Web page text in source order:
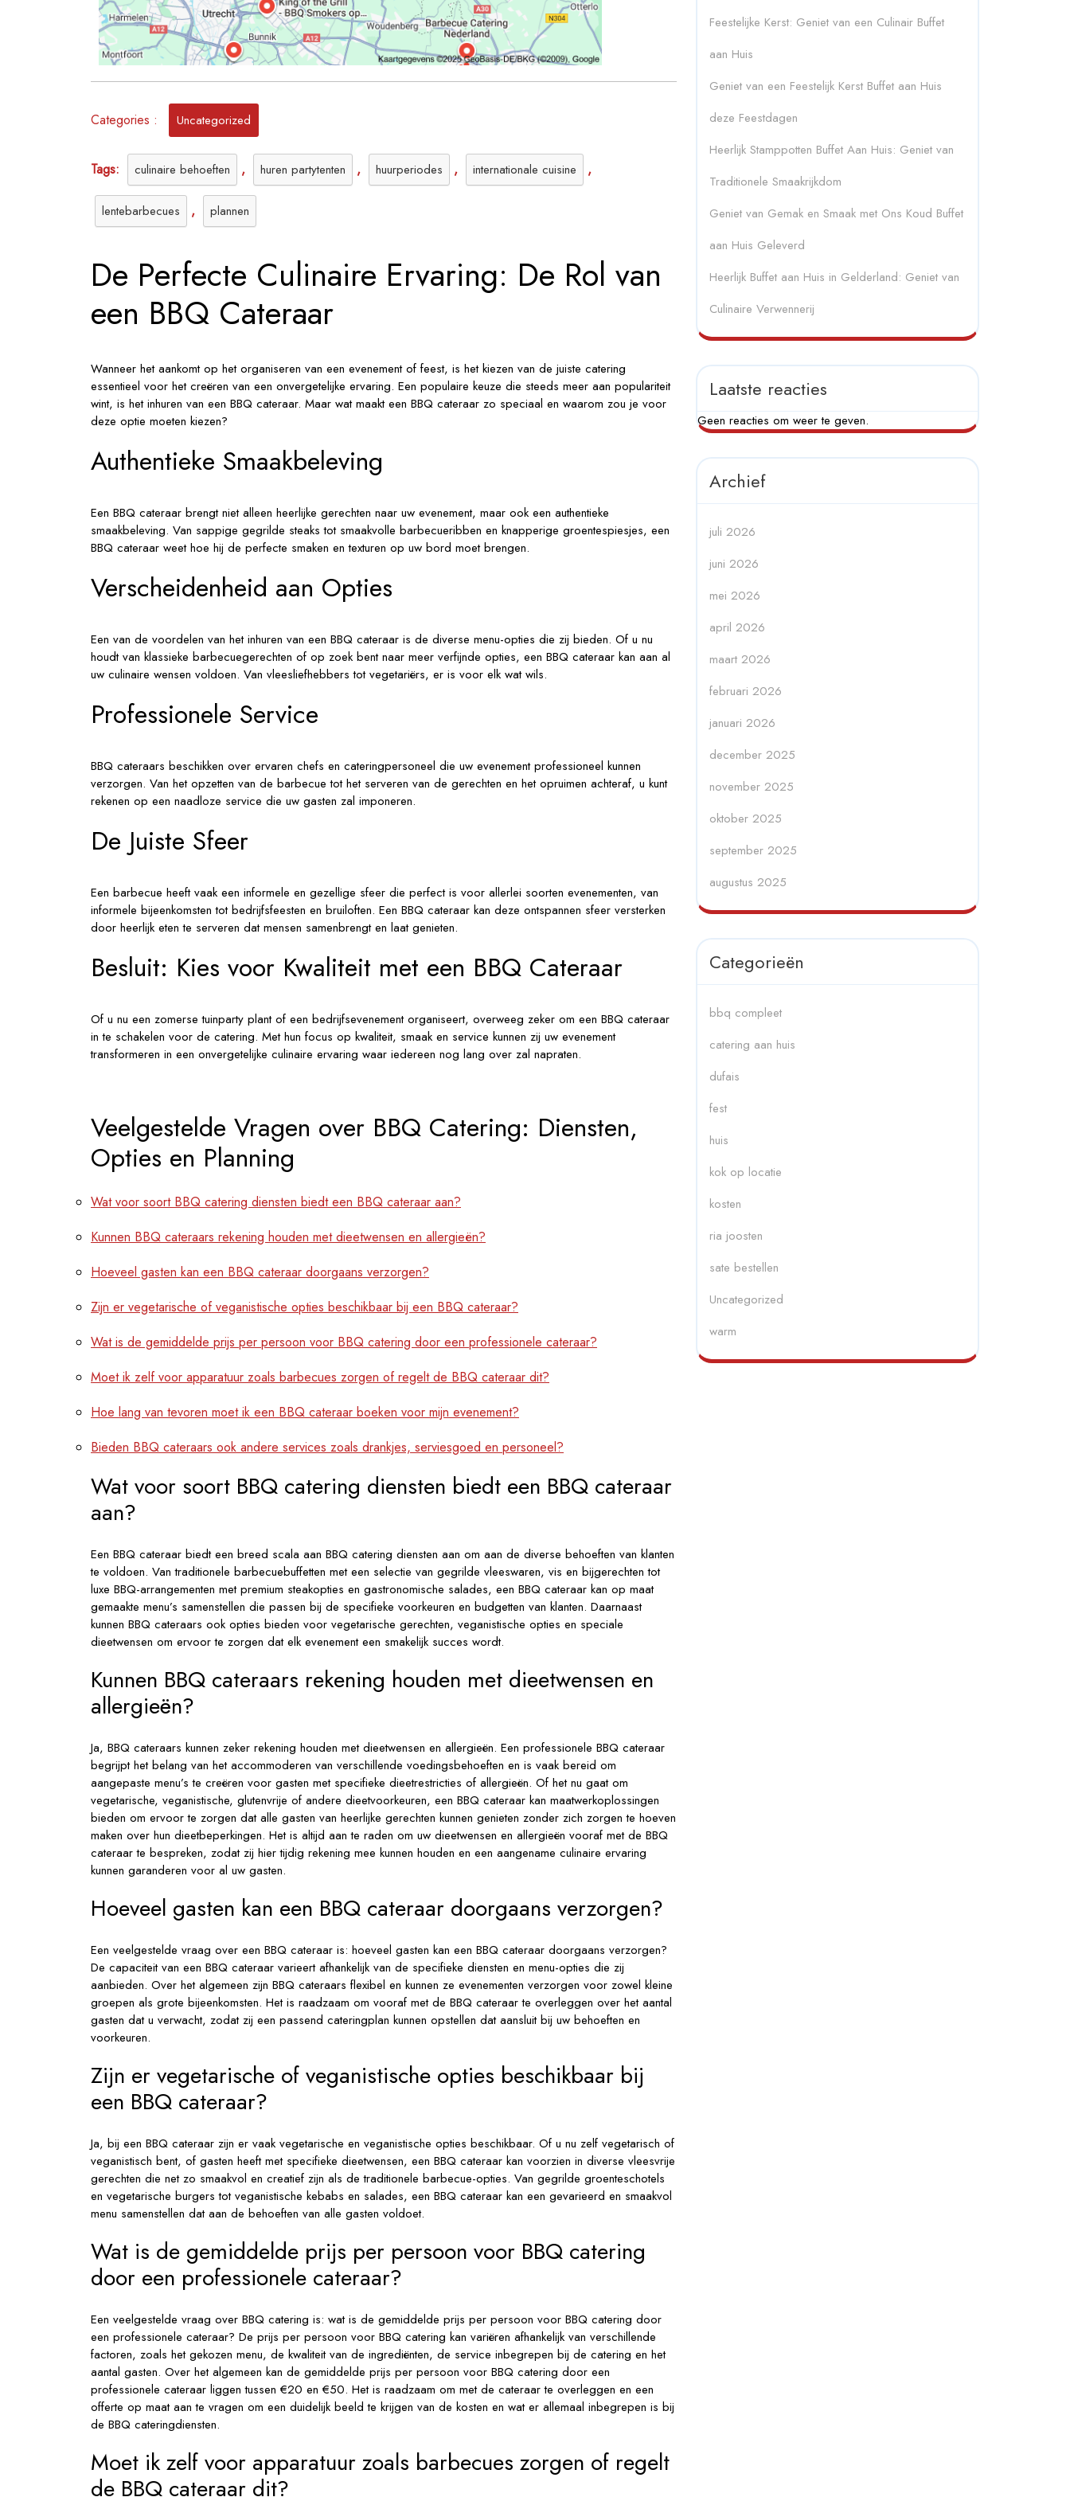
Verwennerij
op
Locatie
Categories : Uncategorized
Tags: culinaire behoeften , huren partytenten , huurperiodes , internationale cuisine ,
lentebarbecues , plannen
De Perfecte Culinaire Ervaring: De Rol van
een BBQ Cateraar
Wanneer het aankomt op het organiseren van een evenement of feest, is het kiezen van de juiste catering
essentieel voor het creëren van een onvergetelijke ervaring. Een populaire keuze die steeds meer aan populariteit
wint, is het inhuren van een BBQ cateraar. Maar wat maakt een BBQ cateraar zo speciaal en waarom zou je voor
deze optie moeten kiezen?
Authentieke Smaakbeleving
Een BBQ cateraar brengt niet alleen heerlijke gerechten naar uw evenement, maar ook een authentieke
smaakbeleving. Van sappige gegrilde steaks tot smaakvolle barbecueribben en knapperige groentespiesjes, een
BBQ cateraar weet hoe hij de perfecte smaken en texturen op uw bord moet brengen.
Verscheidenheid aan Opties
Een van de voordelen van het inhuren van een BBQ cateraar is de diverse menu-opties die zij bieden. Of u nu
houdt van klassieke barbecuegerechten of op zoek bent naar meer verfijnde opties, een BBQ cateraar kan aan al
uw culinaire wensen voldoen. Van vleesliefhebbers tot vegetariërs, er is voor elk wat wils.
Professionele Service
BBQ cateraars beschikken over ervaren chefs en cateringpersoneel die uw evenement professioneel kunnen
verzorgen. Van het opzetten van de barbecue tot het serveren van de gerechten en het opruimen achteraf, u kunt
rekenen op een naadloze service die uw gasten zal imponeren.
De Juiste Sfeer
Een barbecue heeft vaak een informele en gezellige sfeer die perfect is voor allerlei soorten evenementen, van
informele bijeenkomsten tot bedrijfsfeesten en bruiloften. Een BBQ cateraar kan deze ontspannen sfeer versterken
door heerlijk eten te serveren dat mensen samenbrengt en laat genieten.
Besluit: Kies voor Kwaliteit met een BBQ Cateraar
Of u nu een zomerse tuinparty plant of een bedrijfsevenement organiseert, overweeg zeker om een BBQ cateraar
in te schakelen voor de catering. Met hun focus op kwaliteit, smaak en service kunnen zij uw evenement
transformeren in een onvergetelijke culinaire ervaring waar iedereen nog lang over zal napraten.
Veelgestelde Vragen over BBQ Catering: Diensten,
Opties en Planning
Wat voor soort BBQ catering diensten biedt een BBQ cateraar aan?
Kunnen BBQ cateraars rekening houden met dieetwensen en allergieën?
Hoeveel gasten kan een BBQ cateraar doorgaans verzorgen?
Zijn er vegetarische of veganistische opties beschikbaar bij een BBQ cateraar?
Wat is de gemiddelde prijs per persoon voor BBQ catering door een professionele cateraar?
Moet ik zelf voor apparatuur zoals barbecues zorgen of regelt de BBQ cateraar dit?
Hoe lang van tevoren moet ik een BBQ cateraar boeken voor mijn evenement?
Bieden BBQ cateraars ook andere services zoals drankjes, serviesgoed en personeel?
Wat voor soort BBQ catering diensten biedt een BBQ cateraar
aan?
Een BBQ cateraar biedt een breed scala aan BBQ catering diensten aan om aan de diverse behoeften van klanten
te voldoen. Van traditionele barbecuebuffetten met een selectie van gegrilde vleeswaren, vis en bijgerechten tot
luxe BBQ-arrangementen met premium steakopties en gastronomische salades, een BBQ cateraar kan op maat
gemaakte menu’s samenstellen die passen bij de specifieke voorkeuren en budgetten van klanten. Daarnaast
kunnen BBQ cateraars ook opties bieden voor vegetarische gerechten, veganistische opties en speciale
dieetwensen om ervoor te zorgen dat elk evenement een smakelijk succes wordt.
Kunnen BBQ cateraars rekening houden met dieetwensen en
allergieën?
Ja, BBQ cateraars kunnen zeker rekening houden met dieetwensen en allergieën. Een professionele BBQ cateraar
begrijpt het belang van het accommoderen van verschillende voedingsbehoeften en is vaak bereid om
aangepaste menu’s te creëren voor gasten met specifieke dieetrestricties of allergieën. Of het nu gaat om
vegetarische, veganistische, glutenvrije of andere dieetvoorkeuren, een BBQ cateraar kan maatwerkoplossingen
bieden om ervoor te zorgen dat alle gasten van heerlijke gerechten kunnen genieten zonder zich zorgen te hoeven
maken over hun dieetbeperkingen. Het is altijd aan te raden om uw dieetwensen en allergieën vooraf met de BBQ
cateraar te bespreken, zodat zij hier tijdig rekening mee kunnen houden en een aangename culinaire ervaring
kunnen garanderen voor al uw gasten.
Hoeveel gasten kan een BBQ cateraar doorgaans verzorgen?
Een veelgestelde vraag over een BBQ cateraar is: hoeveel gasten kan een BBQ cateraar doorgaans verzorgen?
De capaciteit van een BBQ cateraar varieert afhankelijk van de specifieke diensten en menu-opties die zij
aanbieden. Over het algemeen zijn BBQ cateraars flexibel en kunnen ze evenementen verzorgen voor zowel kleine
groepen als grote bijeenkomsten. Het is raadzaam om vooraf met de BBQ cateraar te overleggen over het aantal
gasten dat u verwacht, zodat zij een passend cateringplan kunnen opstellen dat aansluit bij uw behoeften en
voorkeuren.
Zijn er vegetarische of veganistische opties beschikbaar bij
een BBQ cateraar?
Ja, bij een BBQ cateraar zijn er vaak vegetarische en veganistische opties beschikbaar. Of u nu zelf vegetarisch of
veganistisch bent, of gasten heeft met specifieke dieetwensen, een BBQ cateraar kan voorzien in diverse vleesvrije
gerechten die net zo smaakvol en creatief zijn als de traditionele barbecue-opties. Van gegrilde groenteschotels
en vegetarische burgers tot veganistische kebabs en salades, een BBQ cateraar kan een gevarieerd en smaakvol
menu samenstellen dat aan de behoeften van alle gasten voldoet.
Wat is de gemiddelde prijs per persoon voor BBQ catering
door een professionele cateraar?
Een veelgestelde vraag over BBQ catering is: wat is de gemiddelde prijs per persoon voor BBQ catering door
een professionele cateraar? De prijs per persoon voor BBQ catering kan variëren afhankelijk van verschillende
factoren, zoals het gekozen menu, de kwaliteit van de ingrediënten, de service inbegrepen bij de catering en het
aantal gasten. Over het algemeen kan de gemiddelde prijs per persoon voor BBQ catering door een
professionele cateraar liggen tussen €20 en €50. Het is raadzaam om met de cateraar te overleggen en een
offerte op maat aan te vragen om een duidelijk beeld te krijgen van de kosten en wat er allemaal inbegrepen is bij
de BBQ cateringdiensten.
Moet ik zelf voor apparatuur zoals barbecues zorgen of regelt
de BBQ cateraar dit?
Feestelijke Kerst: Geniet van een Culinair Buffet
aan Huis
Geniet van een Feestelijk Kerst Buffet aan Huis
deze Feestdagen
Heerlijk Stamppotten Buffet Aan Huis: Geniet van
Traditionele Smaakrijkdom
Geniet van Gemak en Smaak met Ons Koud Buffet
aan Huis Geleverd
Heerlijk Buffet aan Huis in Gelderland: Geniet van
Culinaire Verwennerij
Laatste reacties
Geen reacties om weer te geven.
Archief
juli 2026
juni 2026
mei 2026
april 2026
maart 2026
februari 2026
januari 2026
december 2025
november 2025
oktober 2025
september 2025
augustus 2025
Categorieën
bbq compleet
catering aan huis
dufais
fest
huis
kok op locatie
kosten
ria joosten
sate bestellen
Uncategorized
warm